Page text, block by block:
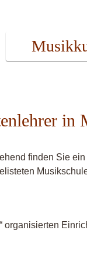
in
finden Sie
organisierten